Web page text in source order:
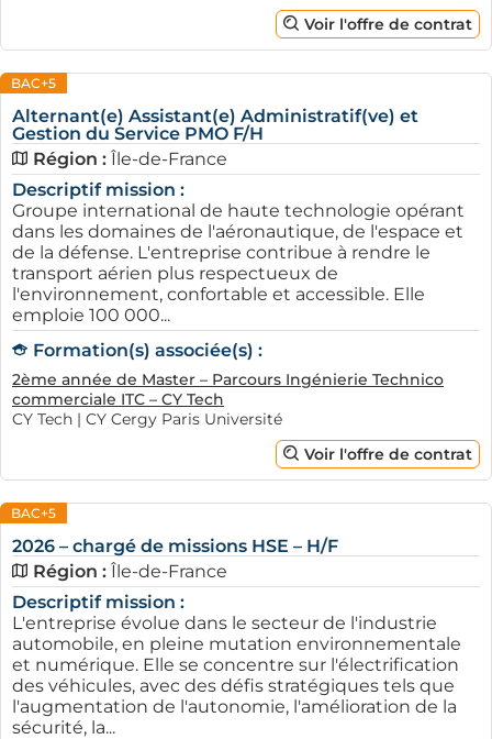
Voir l'offre de contrat
BAC+5
Alternant(e) Assistant(e) Administratif(ve) et
Gestion du Service PMO F/H
Région : Île-de-France
Descriptif mission :
Groupe international de haute technologie opérant
dans les domaines de l'aéronautique, de l'espace et
de la défense. L'entreprise contribue à rendre le
transport aérien plus respectueux de
l'environnement, confortable et accessible. Elle
emploie 100 000...
Formation(s) associée(s) :
2ème année de Master – Parcours Ingénierie Technico
commerciale ITC – CY Tech
CY Tech | CY Cergy Paris Université
Voir l'offre de contrat
BAC+5
2026 – chargé de missions HSE – H/F
Région : Île-de-France
Descriptif mission :
L'entreprise évolue dans le secteur de l'industrie
automobile, en pleine mutation environnementale
et numérique. Elle se concentre sur l'électrification
des véhicules, avec des défis stratégiques tels que
l'augmentation de l'autonomie, l'amélioration de la
sécurité, la...